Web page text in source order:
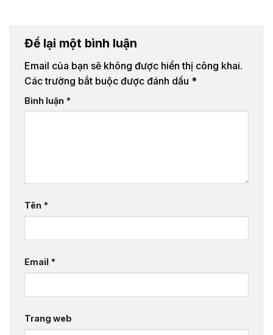
Để lại một bình luận
Email của bạn sẽ không được hiển thị công khai.
Các trường bắt buộc được đánh dấu *
Bình luận *
Tên *
Email *
Trang web